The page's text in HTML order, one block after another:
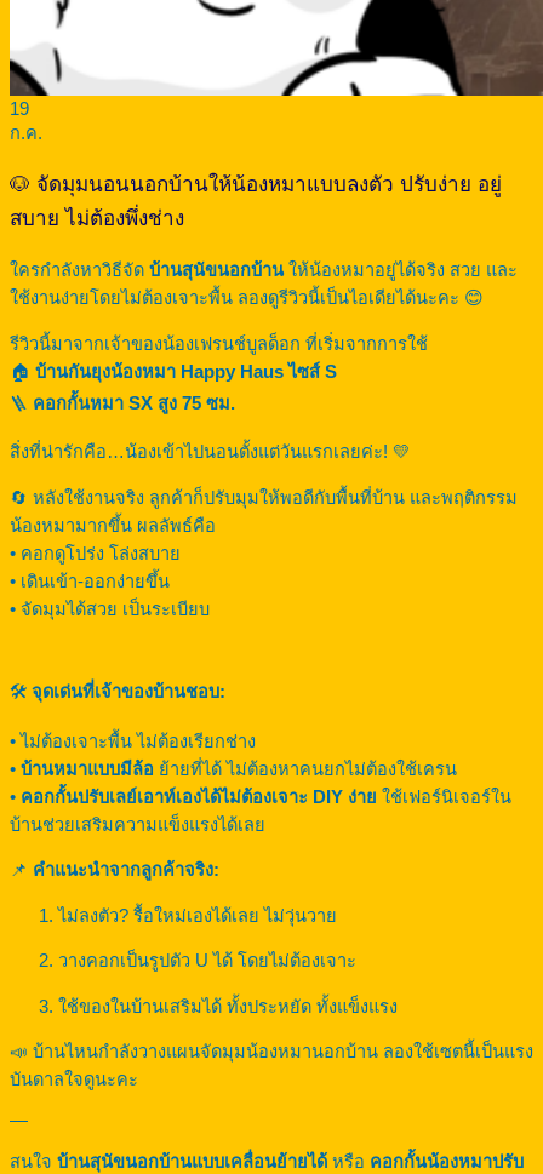
19
ก.ค.
🐶 จัดมุมนอนนอกบ้านให้น้องหมาแบบลงตัว ปรับง่าย อยู่
สบาย ไม่ต้องพึ่งช่าง
ใครกำลังหาวิธีจัด บ้านสุนัขนอกบ้านให้น้องหมาอยู่ได้จริง สวย และ
ใช้งานง่ายโดยไม่ต้องเจาะพื้น ลองดูรีวิวนี้เป็นไอเดียได้นะคะ 😊
รีวิวนี้มาจากเจ้าของน้องเฟรนช์บูลด็อก ที่เริ่มจากการใช้
🏠 บ้านกันยุงน้องหมา Happy Haus ไซส์ S
🪜 คอกกั้นหมา SX สูง 75 ซม.
สิ่งที่น่ารักคือ…น้องเข้าไปนอนตั้งแต่วันแรกเลยค่ะ! 💛
🔄 หลังใช้งานจริง ลูกค้าก็ปรับมุมให้พอดีกับพื้นที่บ้าน และพฤติกรรม
น้องหมามากขึ้น ผลลัพธ์คือ
• คอกดูโปร่ง โล่งสบาย
• เดินเข้า-ออกง่ายขึ้น
• จัดมุมได้สวย เป็นระเบียบ
🛠️ จุดเด่นที่เจ้าของบ้านชอบ:
• ไม่ต้องเจาะพื้น ไม่ต้องเรียกช่าง
• บ้านหมาแบบมีล้อ ย้ายที่ได้ ไม่ต้องหาคนยกไม่ต้องใช้เครน
• คอกกั้นปรับเลย์เอาท์เองได้ไม่ต้องเจาะ DIY ง่าย ใช้เฟอร์นิเจอร์ใน
บ้านช่วยเสริมความแข็งแรงได้เลย
📌 คำแนะนำจากลูกค้าจริง:
ไม่ลงตัว? รื้อใหม่เองได้เลย ไม่วุ่นวาย
วางคอกเป็นรูปตัว U ได้ โดยไม่ต้องเจาะ
ใช้ของในบ้านเสริมได้ ทั้งประหยัด ทั้งแข็งแรง
📣 บ้านไหนกำลังวางแผนจัดมุมน้องหมานอกบ้าน ลองใช้เซตนี้เป็นแรง
บันดาลใจดูนะคะ
—
สนใจ บ้านสุนัขนอกบ้านแบบเคลื่อนย้ายได้ หรือ คอกกั้นน้องหมาปรับ